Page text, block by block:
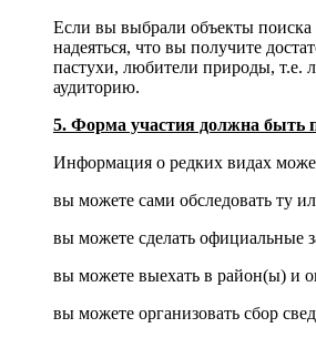
Если вы выбрали объекты поиска
надеяться, что вы получите
пастухи, любители природы, т.е.
аудиторию.
5. Форма участия должна быть
Информация о редких видах
вы можете сами обследовать ту
вы можете сделать официальные
вы можете выехать в район(ы) и
вы можете организовать сбор